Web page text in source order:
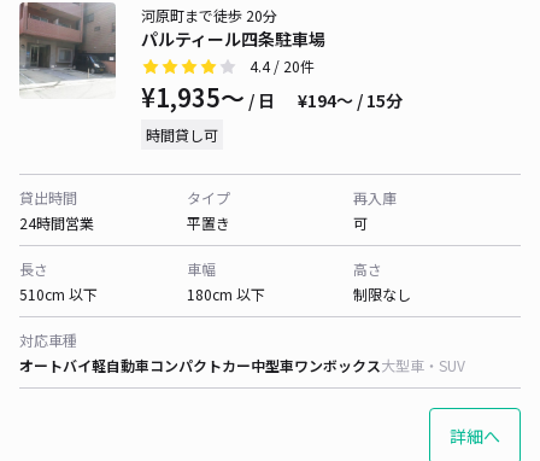
パルティール四条駐車場
河原町まで徒歩 20分
4.4/ 20件
¥1,935〜 / 日 ¥194〜 / 15分
時間貸し可
貸出時間
24時間営業
タイプ
平置き
再入庫
可
長さ
510cm 以下
車幅
180cm 以下
高さ
制限なし
対応車種
オートバイ軽自動車コンパクトカー中型車ワンボックス大型車・SUV
詳細へ